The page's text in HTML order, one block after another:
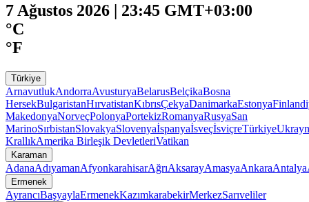
7 Ağustos 2026 | 23:45 GMT+03:00
°C
°F
Türkiye
ArnavutlukAndorraAvusturyaBelarusBelçikaBosna
HersekBulgaristanHırvatistanKıbrısÇekyaDanimarkaEstonya
MakedonyaNorveçPolonyaPortekizRomanyaRusyaSan
MarinoSırbistanSlovakyaSlovenyaİspanyaİsveçİsviçreTürkiye
KrallıkAmerika Birleşik DevletleriVatikan
Karaman
AdanaAdıyamanAfyonkarahisarAğrıAksarayAmasyaAnkaraAntalya
Ermenek
AyrancıBaşyaylaErmenekKazımkarabekirMerkezSarıveliler